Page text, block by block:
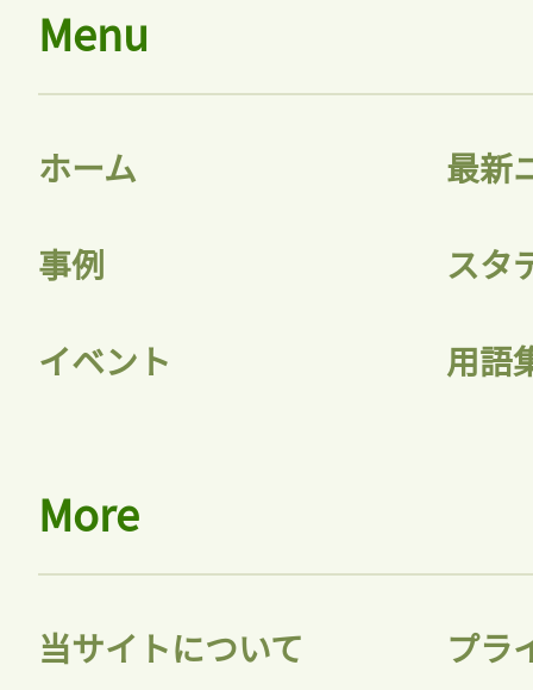
Menu
ホーム 最新
事例 スタ
イベント 用語
More
当サイトについて プラ